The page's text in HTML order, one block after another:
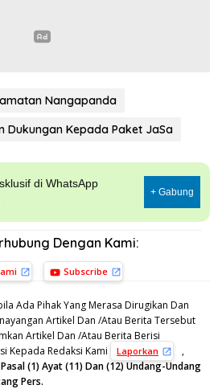
Nangapanda
Dukungan Kepada Paket JaSa
di WhatsApp
+ Gabung
Dengan Kami:
Subscribe
Ada Pihak Yang Merasa Dirugikan Dan
Artikel Dan /Atau Berita Tersebut
Artikel Dan /Atau Berita Berisi
Kepada Redaksi Kami
Laporkan
,
Pasal (1) Ayat (11) Dan (12) Undang-Undang
Pers.